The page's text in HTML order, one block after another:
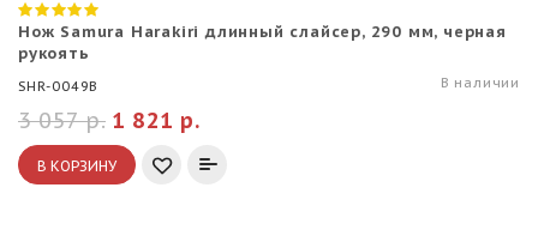
Нож Samura Harakiri длинный слайсер, 290 мм, черная
рукоять
SHR-0049B В наличии
1 821 р.
3 057 р.
В КОРЗИНУ